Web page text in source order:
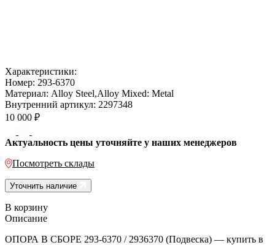
Характеристики:
Номер: 293-6370
Материал: Alloy Steel,Alloy Mixed: Metal
Внутренний артикул: 2297348
10 000 ₽
Актуальность цены уточняйте у наших менеджеров
Посмотреть склады
Уточнить наличие
В корзину
Описание
ОПОРА В СБОРЕ 293-6370 / 2936370 (Подвеска) — купить в